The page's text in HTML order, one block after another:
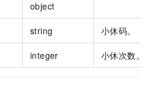
object
string 小休码。
integer 小休次数。